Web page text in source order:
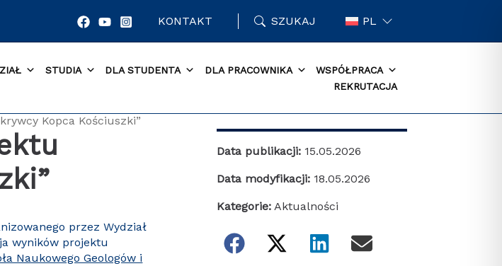
KONTAKT SZUKAJ PL
STUDIA DLA STUDENTA DLA PRACOWNIKA
WSPÓŁPRACA
REKRUTACJA
Kopca Kościuszki”
przez Wydział
wyników projektu
Naukowego Geologów i
Data publikacji: 15.05.2026
Data modyfikacji: 18.05.2026
Kategorie: Aktualności